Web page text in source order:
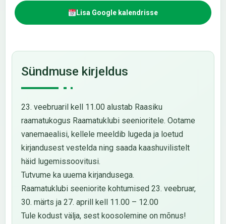
Lisa Google kalendrisse
Sündmuse kirjeldus
23. veebruaril kell 11.00 alustab Raasiku
raamatukogus Raamatuklubi seenioritele. Ootame
vanemaealisi, kellele meeldib lugeda ja loetud
kirjandusest vestelda ning saada kaashuvilistelt
häid lugemissoovitusi.
Tutvume ka uuema kirjandusega.
Raamatuklubi seeniorite kohtumised 23. veebruar,
30. märts ja 27. aprill kell 11.00 – 12.00
Tule kodust välja, sest koosolemine on mõnus!